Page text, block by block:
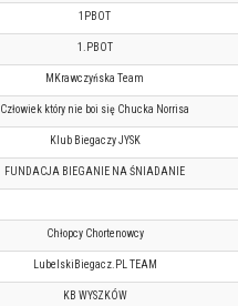
1PBOT
1.PBOT
MKrawczyńska Team
Człowiek który nie boi się Chucka Norrisa
Klub Biegaczy JYSK
FUNDACJA BIEGANIE NA ŚNIADANIE
Chłopcy Chortenowcy
LubelskiBiegacz.PL TEAM
KB WYSZKÓW